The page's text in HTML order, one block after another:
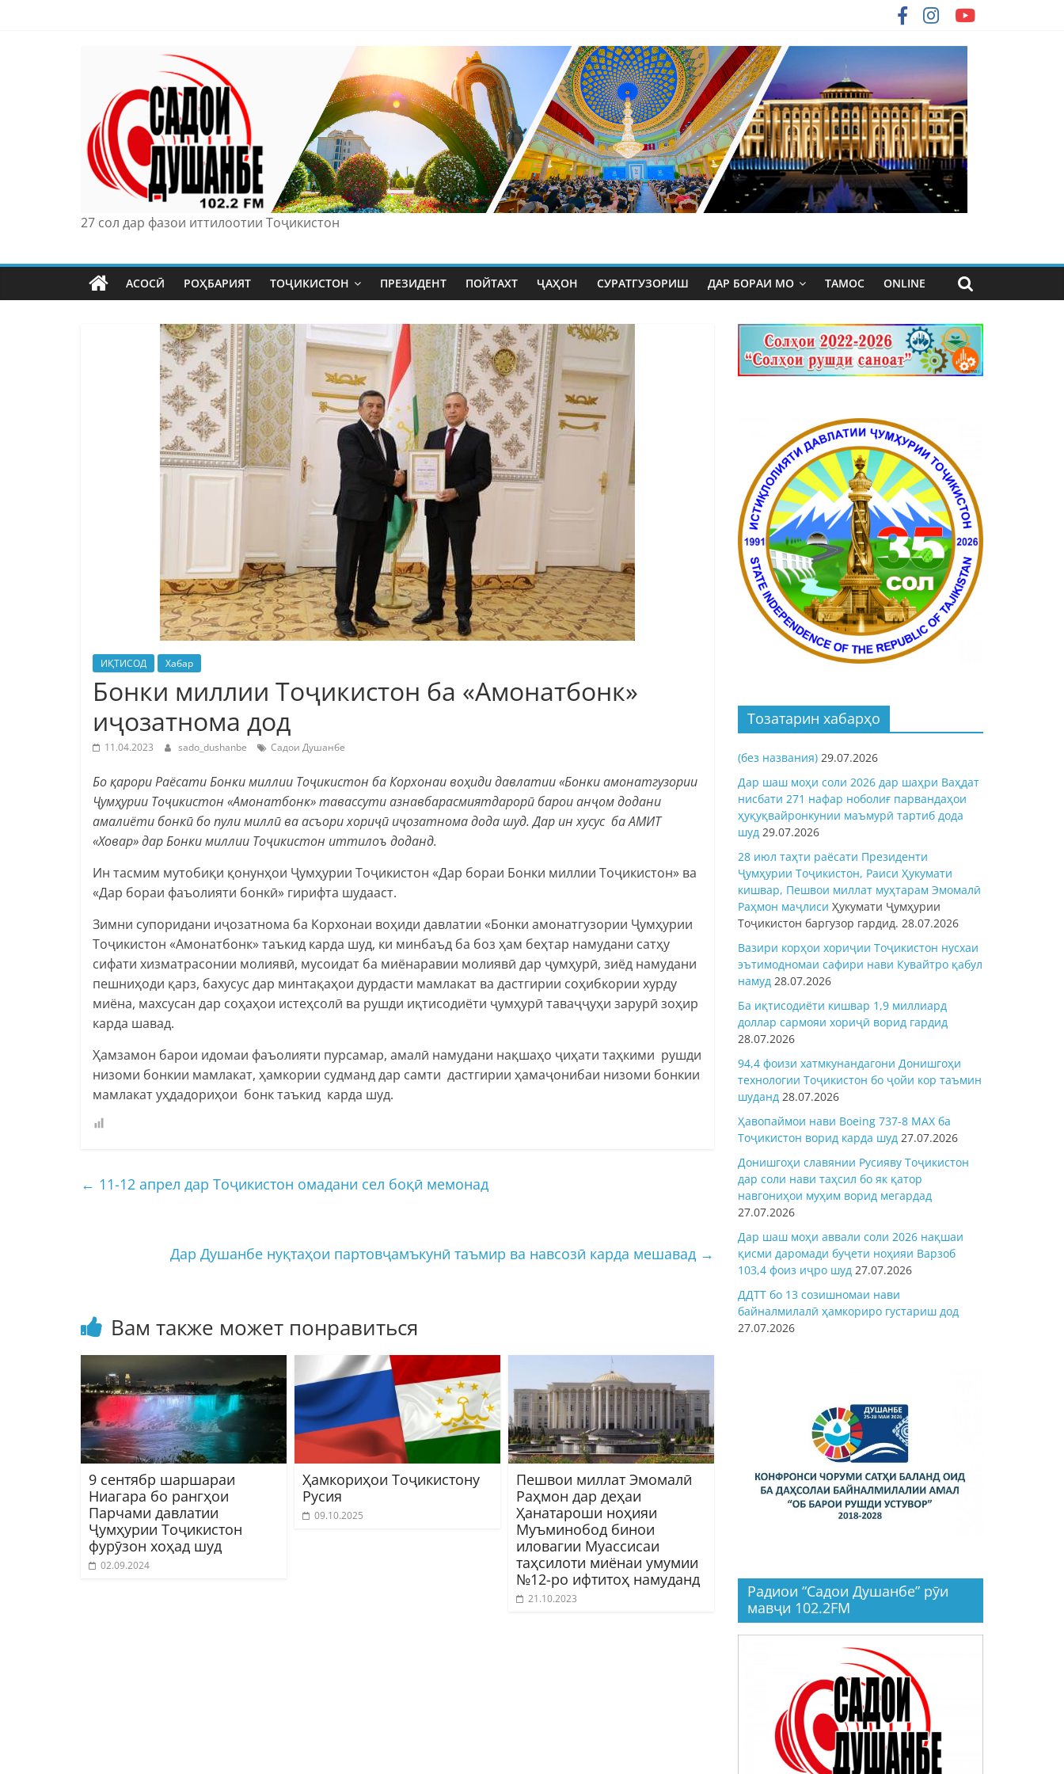
27 сол дар фазои иттилоотии Тоҷикистон
АСОСӢ РОҲБАРИЯТ ТОҶИКИСТОН ПРЕЗИДЕНТ ПОЙТАХТ ҶАҲОН СУРАТГУЗОРИШ ДАР БОРАИ МО ТАМОС ONLINE
ИҚТИСОД Хабар
Бонки миллии Тоҷикистон ба «Амонатбонк»
иҷозатнома дод
11.04.2023 sado_dushanbe Садои Душанбе
Бо қарори Раёсати Бонки миллии Тоҷикистон ба Корхонаи воҳиди давлатии «Бонки амонатгузории
Ҷумҳурии Тоҷикистон «Амонатбонк» тавассути азнавбарасмиятдарорӣ барои анҷом додани
амалиёти бонкӣ бо пули миллӣ ва асъори хориҷӣ иҷозатнома дода шуд. Дар ин хусус ба АМИТ
«Ховар» дар Бонки миллии Тоҷикистон иттилоъ доданд.
Ин тасмим мутобиқи қонунҳои Ҷумҳурии Тоҷикистон «Дар бораи Бонки миллии Тоҷикистон» ва
«Дар бораи фаъолияти бонкӣ» гирифта шудааст.
Зимни супоридани иҷозатнома ба Корхонаи воҳиди давлатии «Бонки амонатгузории Ҷумҳурии
Тоҷикистон «Амонатбонк» таъкид карда шуд, ки минбаъд ба боз ҳам беҳтар намудани сатҳу
сифати хизматрасонии молиявӣ, мусоидат ба миёнаравии молиявӣ дар ҷумҳурӣ, зиёд намудани
пешниҳоди қарз, бахусус дар минтақаҳои дурдасти мамлакат ва дастгирии соҳибкории хурду
миёна, махсусан дар соҳаҳои истеҳсолӣ ва рушди иқтисодиёти ҷумҳурӣ таваҷҷуҳи зарурӣ зоҳир
карда шавад.
Ҳамзамон барои идомаи фаъолияти пурсамар, амалӣ намудани нақшаҳо ҷиҳати таҳкими рушди
низоми бонкии мамлакат, ҳамкории судманд дар самти дастгирии ҳамаҷонибаи низоми бонкии
мамлакат уҳдадориҳои бонк таъкид карда шуд.
← 11-12 апрел дар Тоҷикистон омадани сел боқӣ мемонад
Дар Душанбе нуқтаҳои партовҷамъкунӣ таъмир ва навсозӣ карда мешавад →
Вам также может понравиться
9 сентябр шаршараи
Ниагара бо рангҳои
Парчами давлатии
Ҷумҳурии Тоҷикистон
фурӯзон хоҳад шуд
02.09.2024
Ҳамкориҳои Тоҷикистону
Русия
09.10.2025
Пешвои миллат Эмомалӣ
Раҳмон дар деҳаи
Ҳанатароши ноҳияи
Муъминобод бинои
иловагии Муассисаи
таҳсилоти миёнаи умумии
№12-ро ифтитоҳ намуданд
21.10.2023
Тозатарин хабарҳо
(без названия) 29.07.2026
Дар шаш моҳи соли 2026 дар шаҳри Ваҳдат
нисбати 271 нафар ноболиғ парвандаҳои
ҳуқуқвайронкунии маъмурӣ тартиб дода
шуд 29.07.2026
28 июл таҳти раёсати Президенти
Ҷумҳурии Тоҷикистон, Раиси Ҳукумати
кишвар, Пешвои миллат муҳтарам Эмомалӣ
Раҳмон маҷлиси Ҳукумати Ҷумҳурии
Тоҷикистон баргузор гардид. 28.07.2026
Вазири корҳои хориҷии Тоҷикистон нусхаи
эътимодномаи сафири нави Кувайтро қабул
намуд 28.07.2026
Ба иқтисодиёти кишвар 1,9 миллиард
доллар сармояи хориҷӣ ворид гардид
28.07.2026
94,4 фоизи хатмкунандагони Донишгоҳи
технологии Тоҷикистон бо ҷойи кор таъмин
шуданд 28.07.2026
Ҳавопаймои нави Boeing 737-8 MAX ба
Тоҷикистон ворид карда шуд 27.07.2026
Донишгоҳи славянии Русияву Тоҷикистон
дар соли нави таҳсил бо як қатор
навгониҳои муҳим ворид мегардад
27.07.2026
Дар шаш моҳи аввали соли 2026 нақшаи
қисми даромади буҷети ноҳияи Варзоб
103,4 фоиз иҷро шуд 27.07.2026
ДДТТ бо 13 созишномаи нави
байналмилалӣ ҳамкориро густариш дод
27.07.2026
Радиои “Садои Душанбе” рӯи
мавҷи 102.2FM